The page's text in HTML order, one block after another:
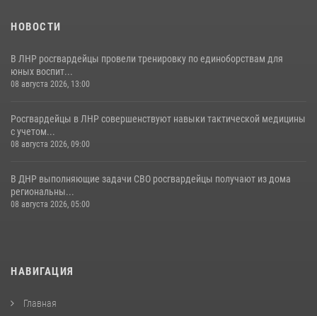
НОВОСТИ
В ЛНР росгвардейцы провели тренировку по единоборствам для
юных воспит...
08 августа 2026, 13:00
Росгвардейцы в ЛНР совершенствуют навыки тактической медицины
с учетом...
08 августа 2026, 09:00
В ДНР выполняющие задачи СВО росгвардейцы получают из дома
региональны...
08 августа 2026, 05:00
НАВИГАЦИЯ
Главная